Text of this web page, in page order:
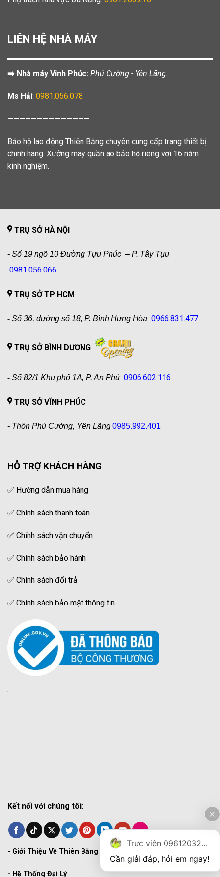
LIÊN HỆ NHÀ MÁY
➡️ Nhà máy Vĩnh Phúc: Phú Cường - Yên Lãng.
Ms Hải: 0981.056.078
——————————————
Bảo hộ lao động Thiên Bằng chuyên cung cấp trang thiết bị
chính hãng. Xưởng may quần áo bảo hộ riêng với 16 năm
kinh nghiệm.
TRỤ SỞ HÀ NỘI
- Số 19 ngõ 10 Đường Tựu Phúc – P. Tây Tựu
0981.056.066
TRỤ SỞ TP HCM
- Số 36, đường số 18, P. Bình Hưng Hòa 0966.831.477
TRỤ SỞ BÌNH DƯƠNG
- Số 82/1 Khu phố 1A, P. An Phú 0906.602.116
TRỤ SỞ VĨNH PHÚC
- Thôn Phú Cường, Yên Lãng 0985.992.401
HỖ TRỢ KHÁCH HÀNG
✅ Hướng dẫn mua hàng
✅ Chính sách thanh toán
✅ Chính sách vận chuyển
✅ Chính sách bảo hành
✅ Chính sách đổi trả
✅ Chính sách bảo mật thông tin
Kết nối với chúng tôi:
- Giới Thiệu Về Thiên Bằng
- Hệ Thống Đại Lý
Trực viên 0961203270
Cần giải đáp, hỏi em ngay!